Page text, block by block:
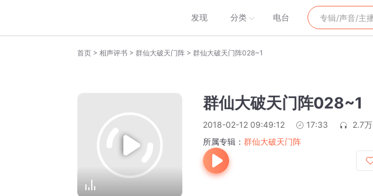
发现 分类 电台
首页 > 相声评书 > 群仙大破天门阵 > 群仙大破天门阵028~1
群仙大破天门阵028~1
2018-02-12 09:49:12 17:33
2.7万
所属专辑： 群仙大破天门阵